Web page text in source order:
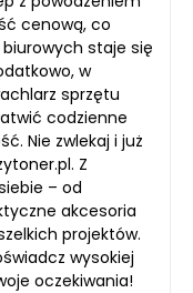
cenową, co
staje się
w
sprzętu
codzienne
Nie zwlekaj i już
Z
– od
akcesoria
projektów.
wysokiej
oczekiwania!